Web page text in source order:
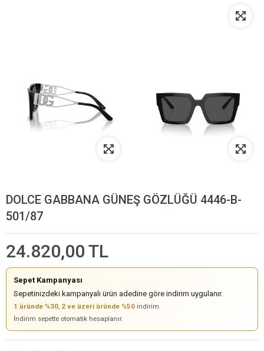
DOLCE GABBANA GÜNEŞ GÖZLÜĞÜ 4446-B-
501/87
24.820,00 TL
Sepet Kampanyası
Sepetinizdeki kampanyalı ürün adedine göre indirim uygulanır.
1 üründe %30, 2 ve üzeri üründe %50 indirim.
İndirim sepette otomatik hesaplanır.